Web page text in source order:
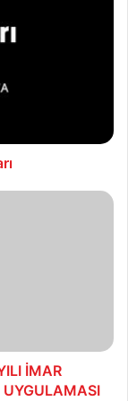
İMAR